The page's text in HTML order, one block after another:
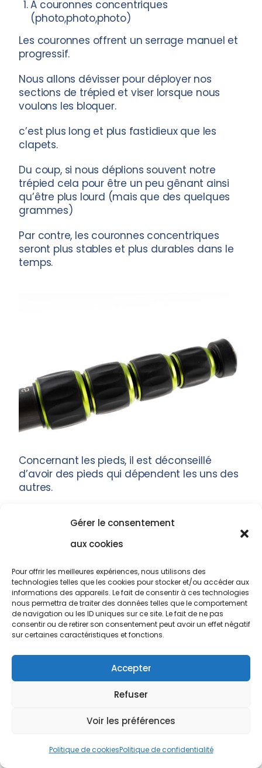
Gérer le consentement
aux cookies
Pour offrir les meilleures expériences, nous utilisons des
technologies telles que les cookies pour stocker et/ou accéder aux
informations des appareils. Le fait de consentir à ces technologies
nous permettra de traiter des données telles que le comportement
de navigation ou les ID uniques sur ce site. Le fait de ne pas
consentir ou de retirer son consentement peut avoir un effet négatif
sur certaines caractéristiques et fonctions.
Accepter
Refuser
Voir les préférences
Politique de cookiesPolitique de confidentialité
A couronnes concentriques
(photo,photo,photo)
Les couronnes offrent un serrage manuel et
progressif.
Nous allons dévisser pour déployer nos
sections de trépied et viser lorsque nous
voulons les bloquer.
c’est plus long et plus fastidieux que les
clapets.
Du coup, si nous déplions souvent notre
trépied cela pour être un peu gênant ainsi
qu’être plus lourd (mais que des quelques
grammes)
Par contre, les couronnes concentriques
seront plus stables et plus durables dans le
temps.
Concernant les pieds, il est déconseillé
d’avoir des pieds qui dépendent les uns des
autres.
il y a trop de situations où le sol n’est pas
plat. Dès lors, nous devons adapter l’angle
Un trépied photo avec des pieds
indépendants est le meilleur choix que nous
puissions faire!
Bannissons les trépieds avec des pieds reliés